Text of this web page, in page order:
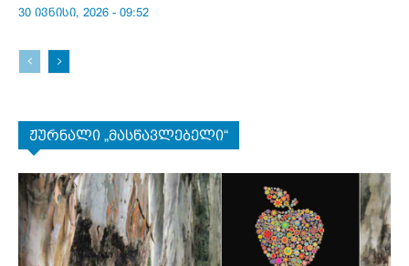
30 ივნისი, 2026 - 09:52
ჟურნალი „მასწავლებელი“